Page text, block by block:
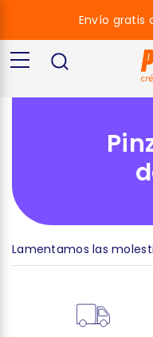
Lamentamos las
Envío gratis